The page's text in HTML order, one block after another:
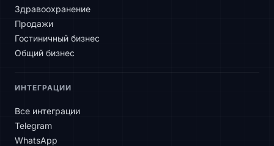
Здравоохранение
Продажи
Гостиничный бизнес
Общий бизнес
ИНТЕГРАЦИИ
Все интеграции
Telegram
WhatsApp